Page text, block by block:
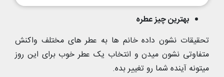
بهترین چیز عطره
تحقیقات نشون داده خانم ها به عطر های مختلف واکنش
متفاوتی نشون میدن و انتخاب یک عطر خوب برای این روز
میتونه آینده شما رو تغییر بده.